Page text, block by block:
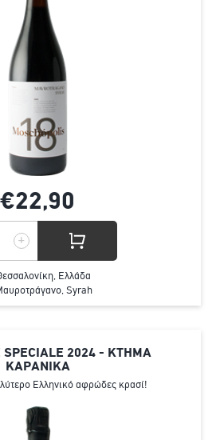
€22,90
Ελλάδα
Syrah
SPECIALE 2024 - ΚΤΗΜΑ
ΚΑΡΑΝΙΚΑ
Ελληνικό αφρώδες κρασί!